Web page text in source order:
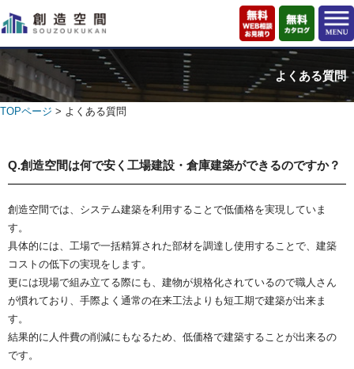
よくある質問
TOPページ > よくある質問
Q.創造空間は何で安く工場建設・倉庫建築ができるのですか？
創造空間では、システム建築を利用することで低価格を実現していま
す。
具体的には、工場で一括精算された部材を調達し使用することで、建築
コストの低下の実現をします。
更には現場で組み立てる際にも、建物が規格化されているので職人さん
が慣れており、手際よく通常の在来工法よりも短工期で建築が出来ま
す。
結果的に人件費の削減にもなるため、低価格で建築することが出来るの
です。